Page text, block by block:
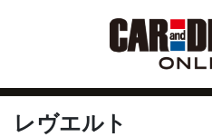
レヴエルト